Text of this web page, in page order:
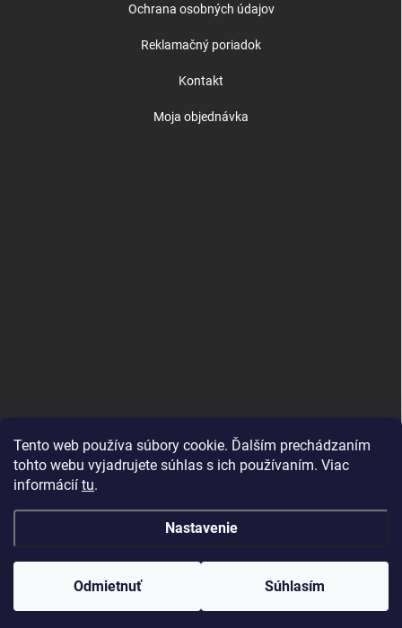
Tento web používa súbory cookie. Ďalším prechádzaním
tohto webu vyjadrujete súhlas s ich používaním. Viac
informácií tu.
Nastavenie
Odmietnuť Súhlasím
Ochrana osobných údajov
Reklamačný poriadok
Kontakt
Moja objednávka
Good E-shops have logic. SALELOGICS
Vytvoril Shoptet
Copyright 2026 Herné PC Zostavy . Všetky práva vyhradené.